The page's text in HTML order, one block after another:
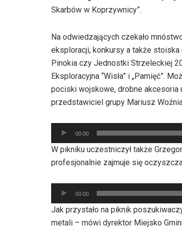
Skarbów w Koprzywnicy”.
Na odwiedzających czekało
eksploracji, konkursy a także
Pinokia czy Jednostki Strzeleckiej
Eksploracyjna “Wisła” i „Pamięć”.
pociski wojskowe, drobne akcesoria
przedstawiciel grupy Mariusz
Odtwarzacz
plików
dźwiękowych
00:00
W pikniku uczestniczył także
profesjonalnie zajmuje się
Odtwarzacz
plików
dźwiękowych
00:00
Jak przystało na piknik
metali – mówi dyrektor Miejsko